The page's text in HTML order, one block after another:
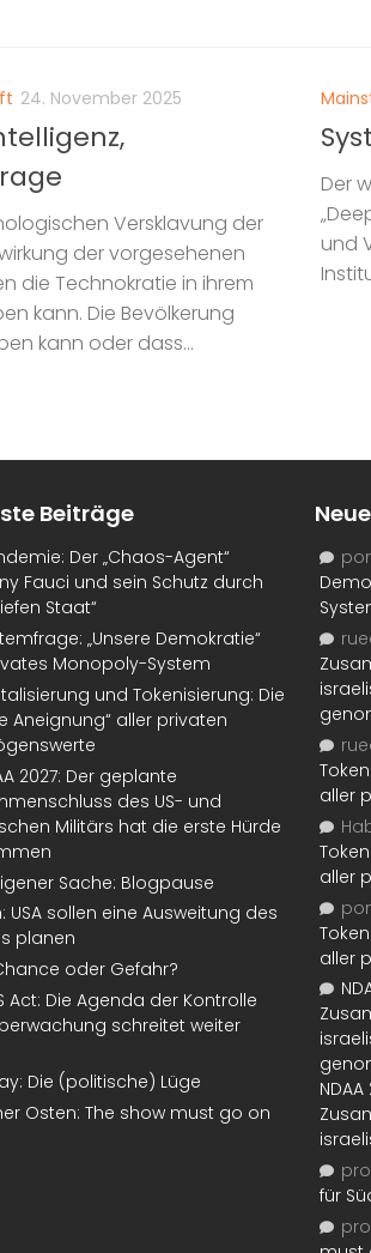
24. November 2025
Versklavung der
der vorgesehenen
die Technokratie in ihrem
kann. Die Bevölkerung
kann oder dass...
Der
und
Beiträge
Der „Chaos-Agent“
Fauci und sein Schutz durch
Staat“
„Unsere Demokratie“
Monopoly-System
und Tokenisierung: Die
Aneignung“ aller privaten
2027: Der geplante
des US- und
Militärs hat die erste Hürde
Sache: Blogpause
USA sollen eine Ausweitung des
planen
oder Gefahr?
Act: Die Agenda der Kontrolle
schreitet weiter
Die (politische) Lüge
Osten: The show must go on
aller
aller
aller
für